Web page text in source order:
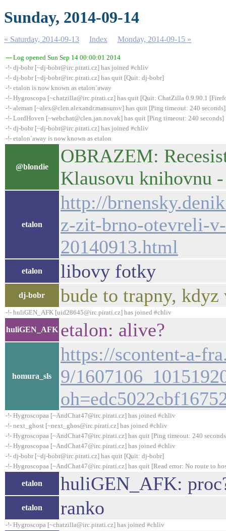
Sunday, 2014-09-14
« Saturday, 2014-09-13 Index Monday, 2014-09-15 »
--- Log opened Sun Sep 14 00:00:01 2014
-!- dj-bobr [~dj-bobr@irc.pirati.cz] has joined #chliv
-!- dj-bobr [~dj-bobr@irc.pirati.cz] has quit [Quit: dj-bobr]
-!- etalon is now known as etalon`away
-!- Hygroscopa [~chatzilla@irc.pirati.cz] has quit [Quit: ChatZilla 0.9.90.1
-!- aleman [~alex@clen.alexandr.mansurov] has quit [Ping timeout: 240 seconds]
-!- LordHoven [~webchat@clen.jan.novak] has quit [Ping timeout: 240 seconds]
-!- dj-bobr [~dj-bobr@irc.pirati.cz] has joined #chliv
-!- etalon`away is now known as etalon
@blondie
OBRAZEM:
Klausovu knihovnu
etalon
http://
z-zit-brno-otevreli-
20140913.html
etalon libovy fotky
dj-bobr bude to trapny,
-!- huliGEN_AFK [uid28645@irc.pirati.cz] has joined #chliv
huliGEN_AFK etalon: alive?
homura_sls
https://scontent-a-
9/
-!- Hygroscopaa [~AndChat47@irc.pirati.cz] has joined #chliv
-!- next_ghost [~next_ghos@irc.pirati.cz] has joined #chliv
-!- Hygroscopaa [~AndChat47@irc.pirati.cz] has quit [Ping timeout: 240
-!- Hygroscopaa [~AndChat47@irc.pirati.cz] has joined #chliv
-!- dj-bobr [~dj-bobr@irc.pirati.cz] has quit [Quit: dj-bobr]
-!- Hygroscopaa [~AndChat47@irc.pirati.cz] has quit [Read error: No route to
etalon huliGEN_AFK:
etalon ranko
-!- Hygroscopa [~chatzilla@irc.pirati.cz] has joined #chliv